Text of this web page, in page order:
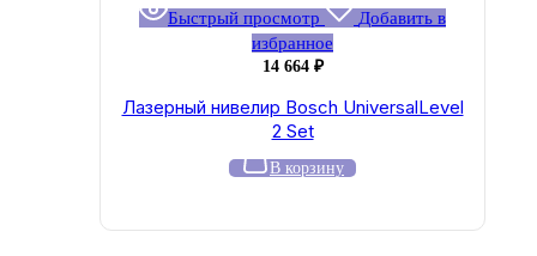
Быстрый просмотр
Добавить в
избранное
14 664 ₽
Лазерный нивелир Bosch UniversalLevel
2 Set
В корзину